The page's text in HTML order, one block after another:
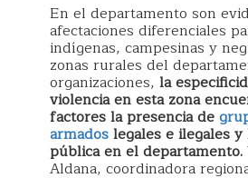
En el departamento son
afectaciones diferenciales
indígenas, campesinas y
zonas rurales del
organizaciones, la
violencia en esta zona
factores la presencia de
armadoslegales e ilegales
pública en el departamento.
Aldana, coordinadora